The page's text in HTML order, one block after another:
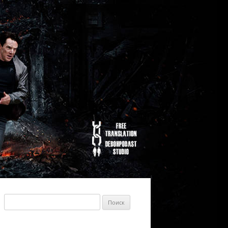
Найти: